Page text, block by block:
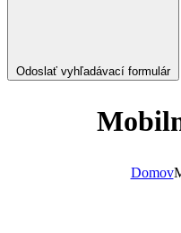
Odoslať vyhľadávací formulár
Domov